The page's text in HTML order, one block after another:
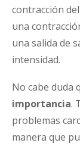
contracción
una
una salida de
intensidad.
No cabe duda
importancia.
problemas
manera que